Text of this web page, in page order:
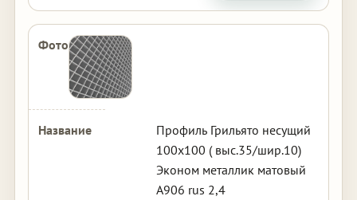
Профиль Грильято несущий
100х100 ( выс.35/шир.10)
Эконом металлик матовый
А906 rus 2,4